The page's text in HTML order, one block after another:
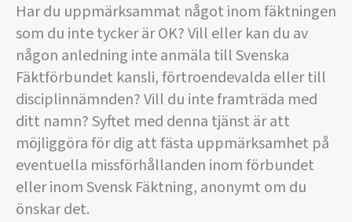
Har du uppmärksammat något inom fäktningen
som du inte tycker är OK? Vill eller kan du av
någon anledning inte anmäla till Svenska
Fäktförbundet kansli, förtroendevalda eller till
disciplinnämnden? Vill du inte framträda med
ditt namn? Syftet med denna tjänst är att
möjliggöra för dig att fästa uppmärksamhet på
eventuella missförhållanden inom förbundet
eller inom Svensk Fäktning, anonymt om du
önskar det.